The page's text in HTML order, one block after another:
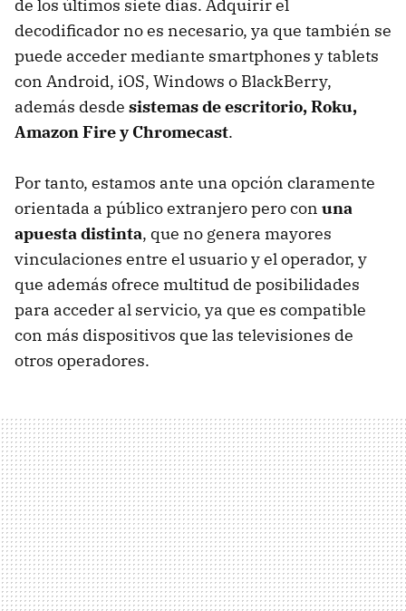
de los últimos siete días. Adquirir el
decodificador no es necesario, ya que también se
puede acceder mediante smartphones y tablets
con Android, iOS, Windows o BlackBerry,
además desde sistemas de escritorio, Roku,
Amazon Fire y Chromecast.
Por tanto, estamos ante una opción claramente
orientada a público extranjero pero con una
apuesta distinta, que no genera mayores
vinculaciones entre el usuario y el operador, y
que además ofrece multitud de posibilidades
para acceder al servicio, ya que es compatible
con más dispositivos que las televisiones de
otros operadores.